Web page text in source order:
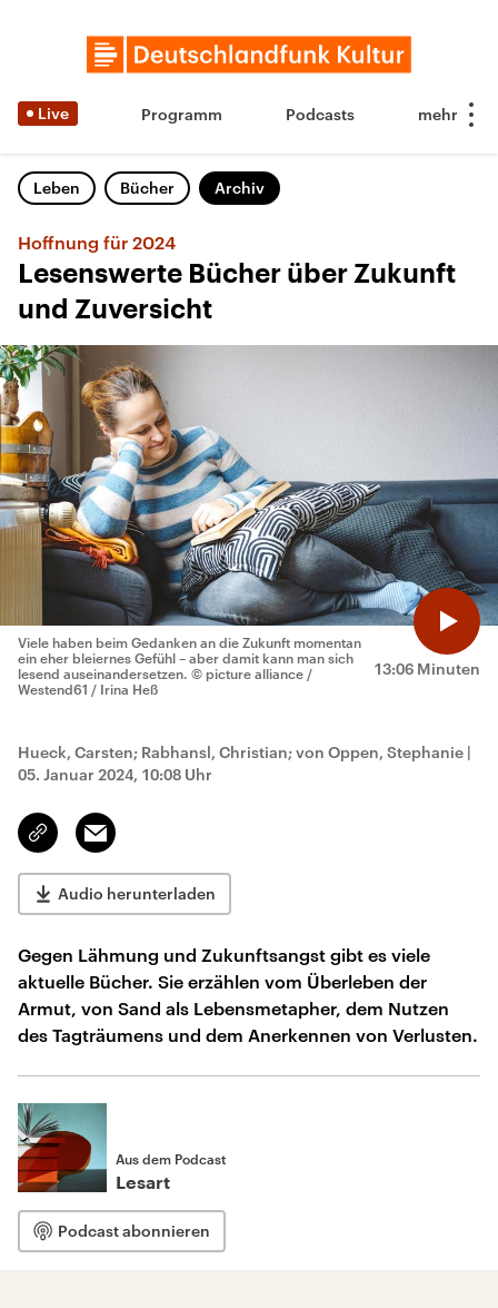
Live Programm Podcasts
Leben Bücher Archiv
Hoffnung für 2024
Lesenswerte Bücher über Zukunft
und Zuversicht
13:06 Minuten
Viele haben beim Gedanken an die Zukunft momentan
ein eher bleiernes Gefühl – aber damit kann man sich
lesend auseinandersetzen. © picture alliance /
Westend61 / Irina Heß
Hueck, Carsten; Rabhansl, Christian; von Oppen, Stephanie |
05. Januar 2024, 10:08 Uhr
Link
kopieren/teilen
Email
Audio herunterladen
Gegen Lähmung und Zukunftsangst gibt es viele
aktuelle Bücher. Sie erzählen vom Überleben der
Armut, von Sand als Lebensmetapher, dem Nutzen
des Tagträumens und dem Anerkennen von Verlusten.
Aus dem Podcast
Lesart
Podcast abonnieren